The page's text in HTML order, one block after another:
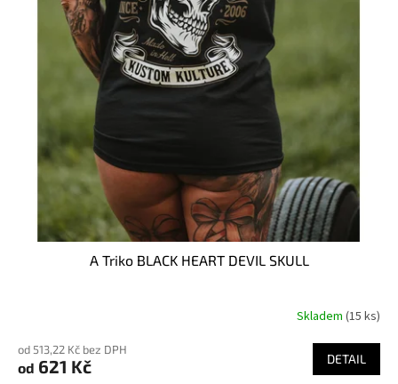
A Triko BLACK HEART DEVIL SKULL
produktu
je
Skladem(15 ks)
od 513,22 Kč bez DPH
od 621 Kč DETAIL